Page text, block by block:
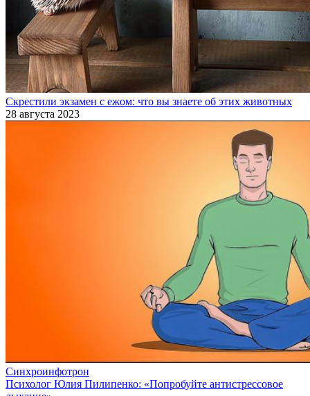
Скрестили экзамен с ежом: что вы знаете об этих животных
28 августа 2023
Синхроинфотрон
Психолог Юлия Пилипенко: «Попробуйте антистрессовое